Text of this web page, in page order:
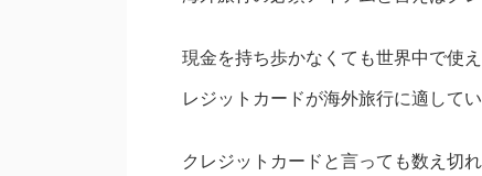
現金を持ち歩かなくても世界中で使
レジットカードが海外旅行に適して
クレジットカードと言っても数え切